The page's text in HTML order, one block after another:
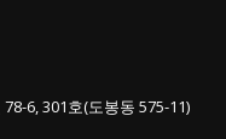
78-6, 301호(도봉동 575-11)